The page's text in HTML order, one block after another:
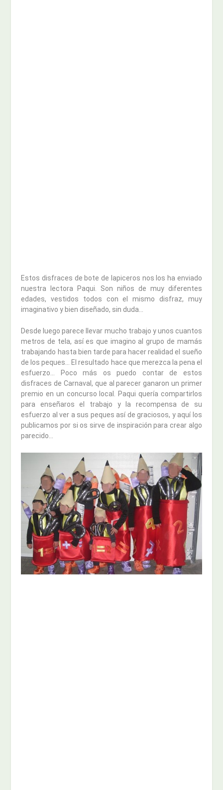
Estos disfraces de bote de lapiceros nos los ha enviado
nuestra lectora Paqui. Son niños de muy diferentes
edades, vestidos todos con el mismo disfraz, muy
imaginativo y bien diseñado, sin duda…
Desde luego parece llevar mucho trabajo y unos cuantos
metros de tela, así es que imagino al grupo de mamás
trabajando hasta bien tarde para hacer realidad el sueño
de los peques… El resultado hace que merezca la pena el
esfuerzo… Poco más os puedo contar de estos
disfraces de Carnaval, que al parecer ganaron un primer
premio en un concurso local. Paqui quería compartirlos
para enseñaros el trabajo y la recompensa de su
esfuerzo al ver a sus peques así de graciosos, y aquí los
publicamos por si os sirve de inspiración para crear algo
parecido…